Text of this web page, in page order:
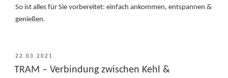
So ist alles für Sie vorbereitet: einfach ankommen, entspannen &
genießen.
VERÖFFENTLICHT
AM
22.03.2021
TRAM – Verbindung zwischen Kehl &